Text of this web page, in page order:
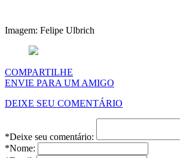
Imagem: Felipe Ulbrich
COMPARTILHE
ENVIE PARA UM AMIGO
DEIXE SEU COMENTÁRIO
*Deixe seu comentário:
*Nome: